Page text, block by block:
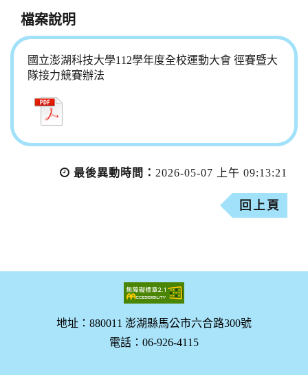
檔案說明
國立澎湖科技大學112學年度全校運動大會 徑賽暨大
隊接力競賽辦法
最後異動時間： 2026-05-07 上午 09:13:21
回上頁
地址：880011 澎湖縣馬公市六合路300號
電話：06-926-4115